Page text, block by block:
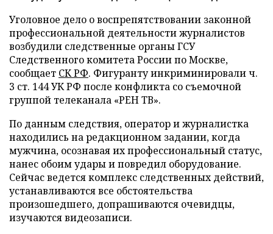
Уголовное дело о воспрепятствовании законной
профессиональной деятельности журналистов
возбудили следственные органы ГСУ
Следственного комитета России по Москве,
сообщает СК РФ. Фигуранту инкриминировали ч.
3 ст. 144 УК РФ после конфликта со съемочной
группой телеканала «РЕН ТВ».
По данным следствия, оператор и журналистка
находились на редакционном задании, когда
мужчина, осознавая их профессиональный статус,
нанес обоим удары и повредил оборудование.
Сейчас ведется комплекс следственных действий,
устанавливаются все обстоятельства
произошедшего, допрашиваются очевидцы,
изучаются видеозаписи.